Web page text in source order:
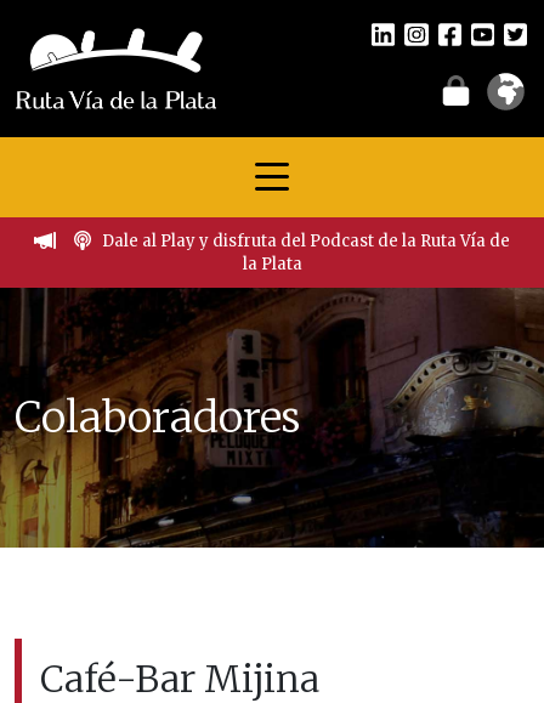
Dale al Play y disfruta del Podcast de la Ruta Vía de
la Plata
Colaboradores
Café-Bar Mijina